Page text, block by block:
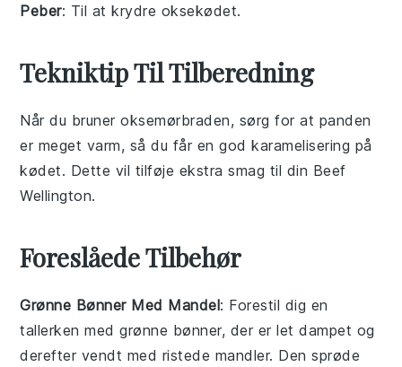
Peber: Til at krydre oksekødet.
Tekniktip Til Tilberedning
Når du bruneroksemørbraden, sørg for at panden
er meget varm, så du får en godkaramelisering på
kødet. Dette vil tilføje ekstra smag til din Beef
Wellington.
Foreslåede Tilbehør
Grønne Bønner Med Mandel: Forestil dig en
tallerken medgrønne bønner, der er let dampet og
derefter vendt med ristede mandler. Den sprøde